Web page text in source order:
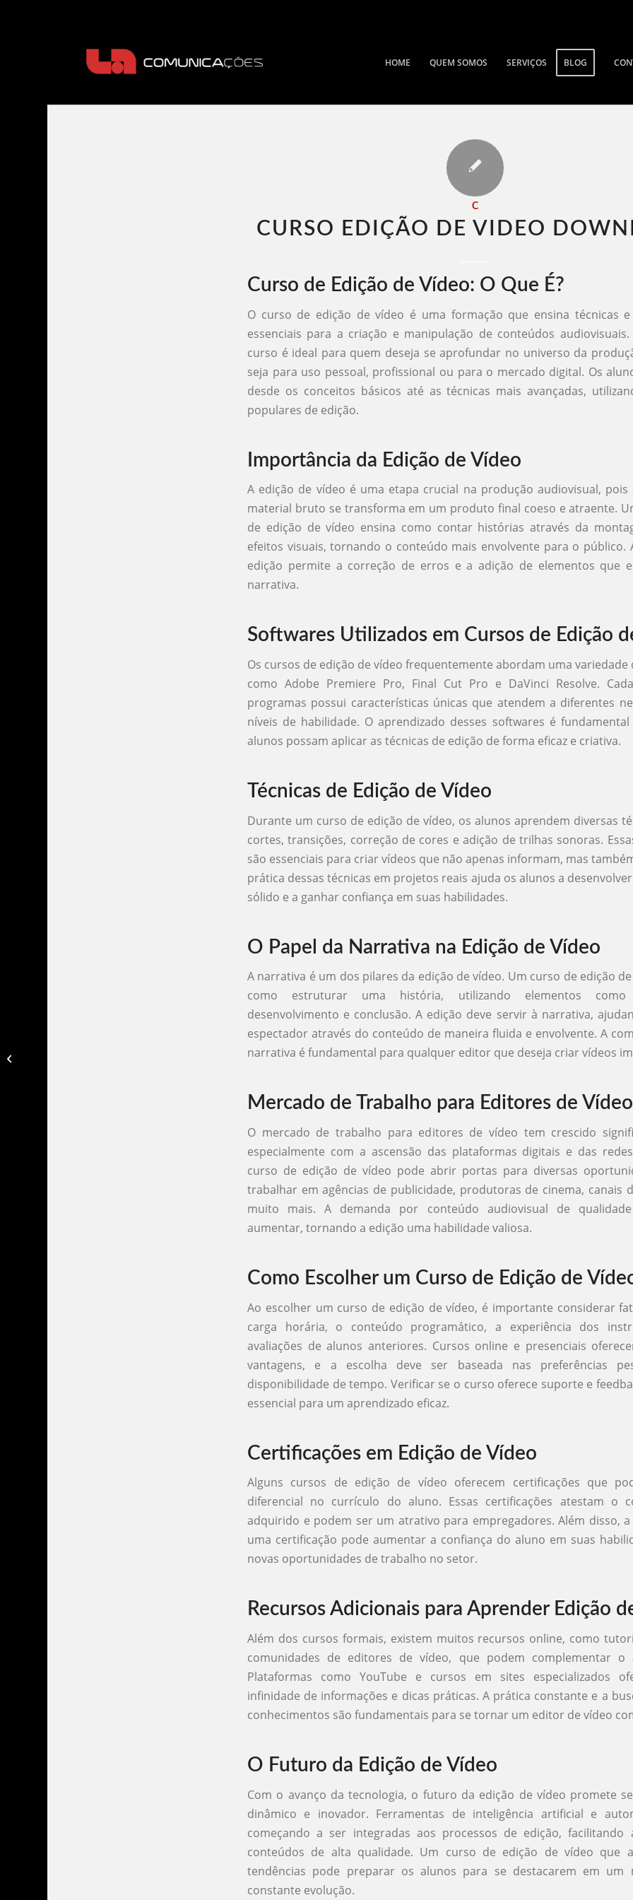
HOME QUEM SOMOS SERVIÇOS BLOG
C
CURSO EDIÇÃO DE VIDEO
Curso de Edição de Vídeo: O Que É?
O curso de edição de vídeo é uma formação que ensina técnicas
essenciais para a criação e manipulação de conteúdos
curso é ideal para quem deseja se aprofundar no universo da
seja para uso pessoal, profissional ou para o mercado digital. Os
desde os conceitos básicos até as técnicas mais avançadas,
populares de edição.
Importância da Edição de Vídeo
A edição de vídeo é uma etapa crucial na produção audiovisual,
material bruto se transforma em um produto final coeso e atraente.
de edição de vídeo ensina como contar histórias através da
efeitos visuais, tornando o conteúdo mais envolvente para o público.
edição permite a correção de erros e a adição de elementos que
narrativa.
Softwares Utilizados em Cursos de Edição
Os cursos de edição de vídeo frequentemente abordam uma variedade
como Adobe Premiere Pro, Final Cut Pro e DaVinci Resolve.
programas possui características únicas que atendem a diferentes
níveis de habilidade. O aprendizado desses softwares é
alunos possam aplicar as técnicas de edição de forma eficaz e criativa.
Técnicas de Edição de Vídeo
Durante um curso de edição de vídeo, os alunos aprendem diversas
cortes, transições, correção de cores e adição de trilhas sonoras.
são essenciais para criar vídeos que não apenas informam, mas
prática dessas técnicas em projetos reais ajuda os alunos a
sólido e a ganhar confiança em suas habilidades.
O Papel da Narrativa na Edição de Vídeo
A narrativa é um dos pilares da edição de vídeo. Um curso de edição
como estruturar uma história, utilizando elementos como
desenvolvimento e conclusão. A edição deve servir à narrativa,
espectador através do conteúdo de maneira fluida e envolvente. A
narrativa é fundamental para qualquer editor que deseja criar vídeos
Mercado de Trabalho para Editores de Vídeo
O mercado de trabalho para editores de vídeo tem crescido
especialmente com a ascensão das plataformas digitais e das
curso de edição de vídeo pode abrir portas para diversas
trabalhar em agências de publicidade, produtoras de cinema, canais
muito mais. A demanda por conteúdo audiovisual de
aumentar, tornando a edição uma habilidade valiosa.
Como Escolher um Curso de Edição de
Ao escolher um curso de edição de vídeo, é importante considerar
carga horária, o conteúdo programático, a experiência dos
avaliações de alunos anteriores. Cursos online e presenciais
vantagens, e a escolha deve ser baseada nas preferências
disponibilidade de tempo. Verificar se o curso oferece suporte e
essencial para um aprendizado eficaz.
Certificações em Edição de Vídeo
Alguns cursos de edição de vídeo oferecem certificações que
diferencial no currículo do aluno. Essas certificações atestam o
adquirido e podem ser um atrativo para empregadores. Além disso,
uma certificação pode aumentar a confiança do aluno em suas
novas oportunidades de trabalho no setor.
Recursos Adicionais para Aprender Edição
Além dos cursos formais, existem muitos recursos online, como
comunidades de editores de vídeo, que podem complementar o
Plataformas como YouTube e cursos em sites especializados
infinidade de informações e dicas práticas. A prática constante e a
conhecimentos são fundamentais para se tornar um editor de vídeo
O Futuro da Edição de Vídeo
Com o avanço da tecnologia, o futuro da edição de vídeo promete
dinâmico e inovador. Ferramentas de inteligência artificial e
começando a ser integradas aos processos de edição, facilitando
conteúdos de alta qualidade. Um curso de edição de vídeo que
tendências pode preparar os alunos para se destacarem em um
constante evolução.